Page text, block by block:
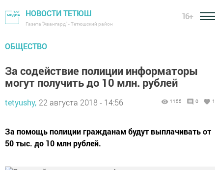
НОВОСТИ ТЕТЮШ
Газета "Авангард" - Тетюшский район
16+
ОБЩЕСТВО
За содействие полиции информаторы
могут получить до 10 млн. рублей
tetyushy, 22 августа 2018 - 14:56 1155 0 1
За помощь полиции гражданам будут выплачивать от
50 тыс. до 10 млн рублей.